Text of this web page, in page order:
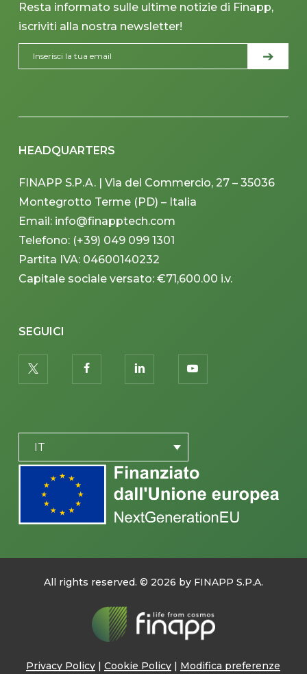
Resta informato sulle ultime notizie di Finapp,
iscriviti alla nostra newsletter!
HEADQUARTERS
FINAPP S.P.A. | Via del Commercio, 27 – 35036
Montegrotto Terme (PD) – Italia
Email: info@finapptech.com
Telefono: (+39) 049 099 1301
Partita IVA: 04600140232
Capitale sociale versato: €71,600.00 i.v.
SEGUICI
twitter facebooklinkedin youtube
IT
All rights reserved. © 2026 by FINAPP S.P.A.
Privacy Policy |Cookie Policy
Modifica preferenze